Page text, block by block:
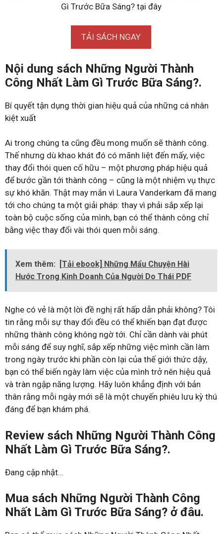
Gì Trước Bữa Sáng? tại đây
TẢI SÁCH NGAY
Nội dung sách Những Người Thành
Công Nhất Làm Gì Trước Bữa Sáng?.
Bí quyết tận dụng thời gian hiệu quả của những cá nhân
kiệt xuất
Ai trong chúng ta cũng đều mong muốn sẽ thành công.
Thế nhưng dù khao khát đó có mãnh liệt đến mấy, việc
thay đổi thói quen cố hữu – một phương pháp hiệu quả
để bước gần tới thành công – cũng là một nhiệm vụ thực
sự khó khăn. Thật may mắn vì Laura Vanderkam đã mang
tới cho chúng ta một giải pháp: thay vì phải sắp xếp lại
toàn bộ cuộc sống của mình, bạn có thể thành công chỉ
bằng việc thay đổi vài thói quen mỗi sáng.
Xem thêm:
[Tải ebook] Những Mẩu Chuyện Hài
Hước Trong Kinh Doanh Của Người Do Thái PDF
Nghe có vẻ là một lời đề nghị rất hấp dẫn phải không? Tôi
tin rằng mỗi sự thay đổi đều có thể khiến bạn đạt được
những thành công không ngờ tới. Chỉ cần dành vài phút
mỗi sáng để suy nghĩ, sắp xếp những việc mình cần làm
trong ngày trước khi phần còn lại của thế giới thức dậy,
bạn có thể biến ngày làm việc của mình trở nên hiệu quả
và tràn ngập năng lượng. Hãy luôn khẳng định với bản
thân rằng mỗi ngày mới sẽ là một chuyến phiêu lưu kỳ thú
đáng để bạn khám phá.
Review sách Những Người Thành Công
Nhất Làm Gì Trước Bữa Sáng?.
Đang cập nhật…
Mua sách Những Người Thành Công
Nhất Làm Gì Trước Bữa Sáng? ở đâu.